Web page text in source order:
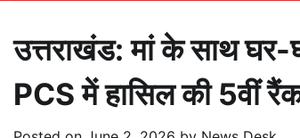
उत्तराखंड: मां के साथ घर-
PCS में हासिल की 5वीं